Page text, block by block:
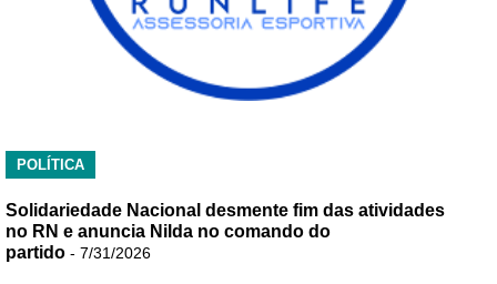
POLÍTICA
Solidariedade Nacional desmente fim das atividades
no RN e anuncia Nilda no comando do
partido - 7/31/2026